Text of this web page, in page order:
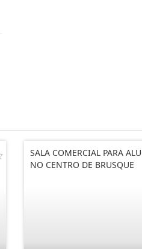
SALA COMERCIAL PARA
NO CENTRO DE BRUSQUE